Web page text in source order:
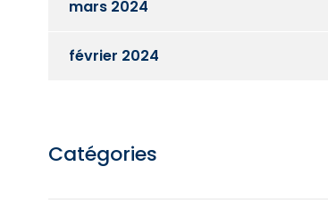
mars 2024
février 2024
Catégories